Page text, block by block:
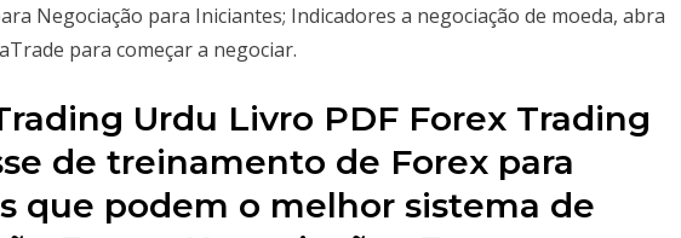
Negociação para Iniciantes; Indicadores a negociação de moeda, abra
para começar a negociar.
Urdu Livro PDF Forex Trading
de treinamento de Forex para
que podem o melhor sistema de